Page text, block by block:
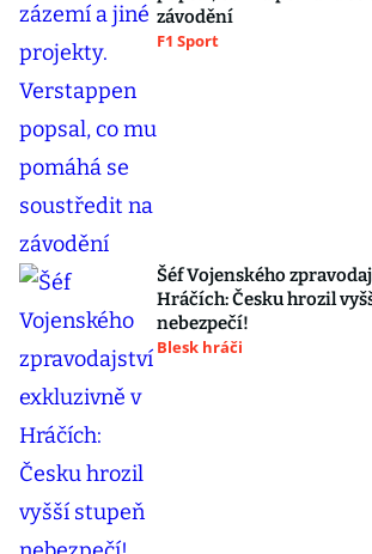
závodění
F1 Sport
Šéf Vojenského
Hráčích: Česku hrozil
nebezpečí!
Blesk hráči